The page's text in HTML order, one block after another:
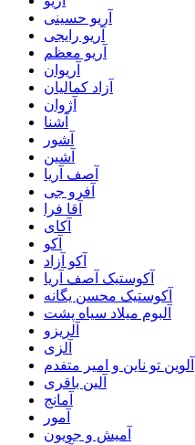
آریو حسینی
آریو رایجی
آریو معظم
آریوان
آزاد کمالیان
آژوان
آشنا
آشور
آشین
آصف آریا
آفرو جی
آقا فرا
آکای
آکو
آکو آزاد
آکوستیک آصف آریا
آکوستیک محسن یگانه
آلبوم میلاد سیاه پشت
آلریزو
آلزی
آلوین تو ناین و امیر متفدم
آلین باقری
آمانج
آمور
آمیش و جویون